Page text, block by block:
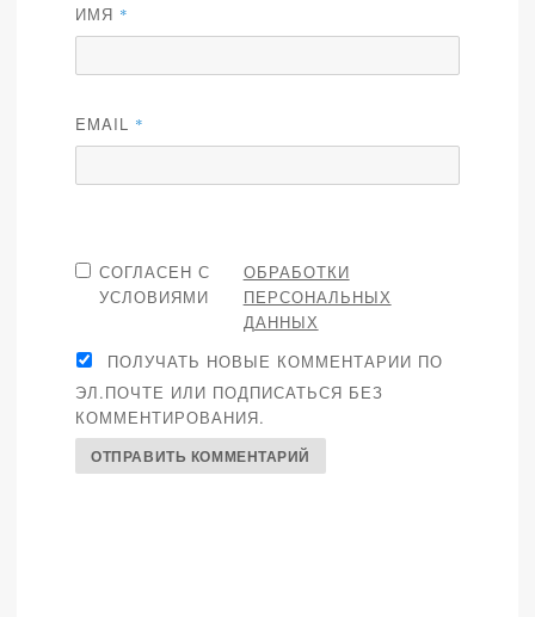
ИМЯ *
EMAIL *
СОГЛАСЕН С
УСЛОВИЯМИ
ОБРАБОТКИ
ПЕРСОНАЛЬНЫХ
ДАННЫХ
ПОЛУЧАТЬ НОВЫЕ КОММЕНТАРИИ ПО
ЭЛ.ПОЧТЕ ИЛИ ПОДПИСАТЬСЯ БЕЗ
КОММЕНТИРОВАНИЯ.